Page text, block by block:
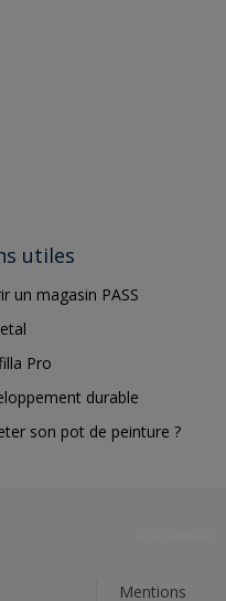
utiles
un magasin PASS
Pro
durable
son pot de peinture ?
Mentions